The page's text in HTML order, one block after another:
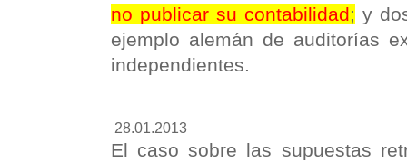
no publicar su contabilidad; y
ejemplo alemán de auditorías
independientes.
28.01.2013
El caso sobre las supuestas